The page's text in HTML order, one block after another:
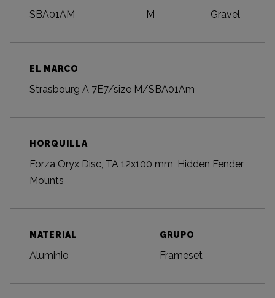
SBA01AM M Gravel
EL MARCO
Strasbourg A 7E7/size M/SBA01Am
HORQUILLA
Forza Oryx Disc, TA 12x100 mm, Hidden Fender
Mounts
MATERIAL
Aluminio
GRUPO
Frameset